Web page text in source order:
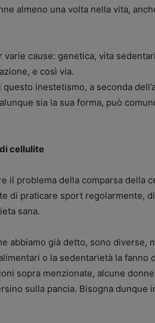
almeno una volta nella vita,
cause: genetica, vita
e così via.
inestetismo, a seconda
sia la sua forma, può
cellulite
il problema della comparsa della
di praticare sport regolarmente,
sana.
abbiamo già detto, sono diverse,
o la sedentarietà la fanno
sopra menzionate, alcune
sulla pancia. Bisogna dunque